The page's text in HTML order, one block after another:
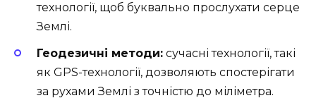
технології, щоб буквально прослухати серце
Землі.
Геодезичні методи: сучасні технології, такі
як GPS-технології, дозволяють спостерігати
за рухами Землі з точністю до міліметра.